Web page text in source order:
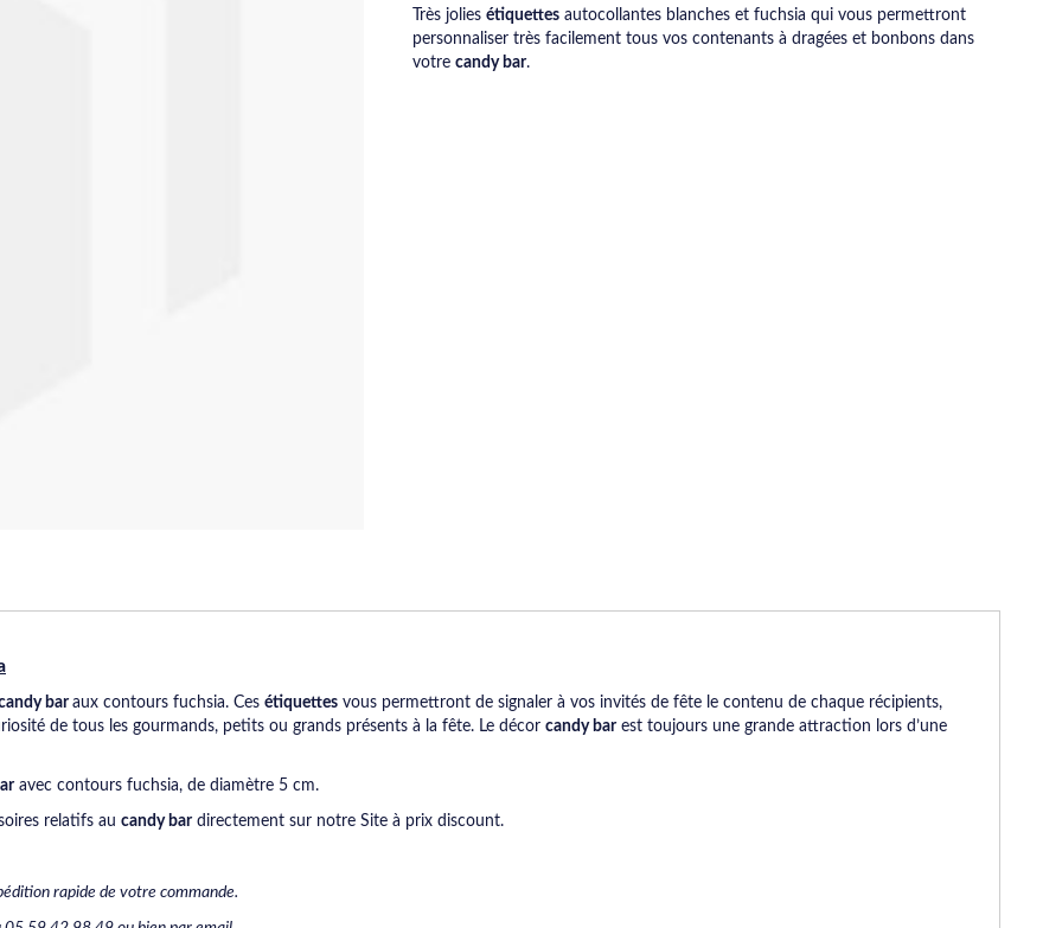
Très jolies étiquettes autocollantes blanches et fuchsia qui vous permettront
personnaliser très facilement tous vos contenants à dragées et bonbons dans
votre candy bar.
baraux contours fuchsia. Ces étiquettes vous permettront de signaler à vos invités de fête le contenu de chaque récipients,
de tous les gourmands, petits ou grands présents à la fête. Le décor candy barest toujours une grande attraction lors d’une
avec contours fuchsia, de diamètre 5 cm.
relatifs au candy bardirectement sur notre Site à prix discount.
rapide de votre commande.